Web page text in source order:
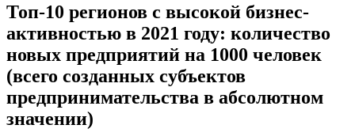
Топ-10 регионов с высокой бизнес-
активностью в 2021 году: количество
новых предприятий на 1000 человек
(всего созданных субъектов
предпринимательства в абсолютном
значении)